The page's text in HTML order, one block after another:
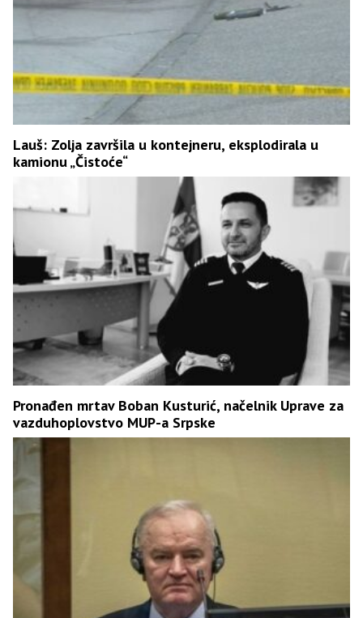
Lauš: Zolja završila u kontejneru, eksplodirala u
kamionu „Čistoće“
Pronađen mrtav Boban Kusturić, načelnik Uprave za
vazduhoplovstvo MUP-a Srpske